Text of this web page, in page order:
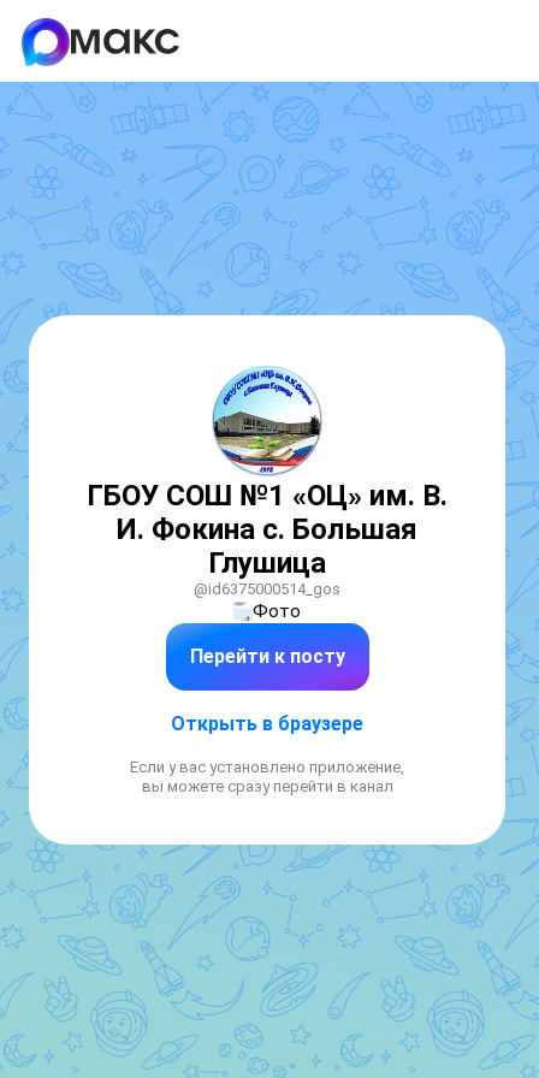
ГБОУ СОШ №1 «ОЦ» им. В.
И. Фокина с. Большая
Глушица
@id6375000514_gos
Фото
Перейти к посту
Открыть в браузере
Если у вас установлено приложение,
вы можете сразу перейти в канал